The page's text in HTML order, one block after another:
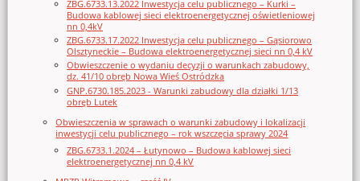
ZBG.6733.13.2022 Inwestycja celu publicznego – Kurki –
Budowa kablowej sieci elektroenergetycznej oświetleniowej
nn 0,4kV
ZBG.6733.17.2022 Inwestycja celu publicznego – Gąsiorowo
Olsztyneckie – Budowa elektroenergetycznej sieci nn 0,4 kV
Obwieszczenie o wydaniu decyzji o warunkach zabudowy,
dz. 41/10 obręb Nowa Wieś Ostródzka
GNP.6730.185.2023 - Warunki zabudowy dla działki 1/13
obręb Lutek
Obwieszczenia w sprawach o warunki zabudowy i lokalizacji
inwestycji celu publicznego – rok wszczęcia sprawy 2024
ZBG.6733.1.2024 – Łutynowo – Budowa kablowej sieci
elektroenergetycznej nn 0,4 kV